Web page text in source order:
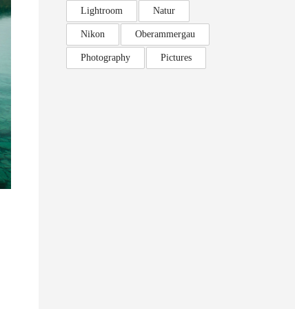
Lightroom Natur
Nikon Oberammergau
Photography Pictures